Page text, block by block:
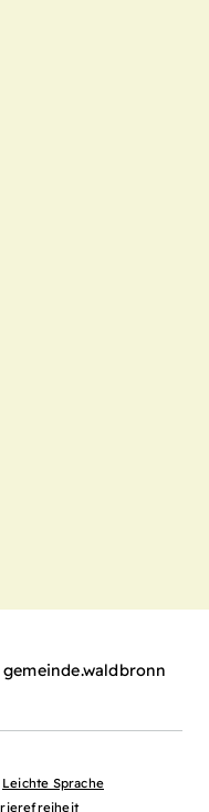
gemeinde.waldbronn
Leichte Sprache